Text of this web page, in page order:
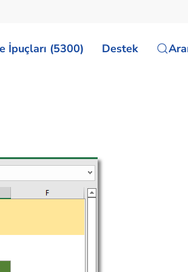
İpuçları (5300) Destek